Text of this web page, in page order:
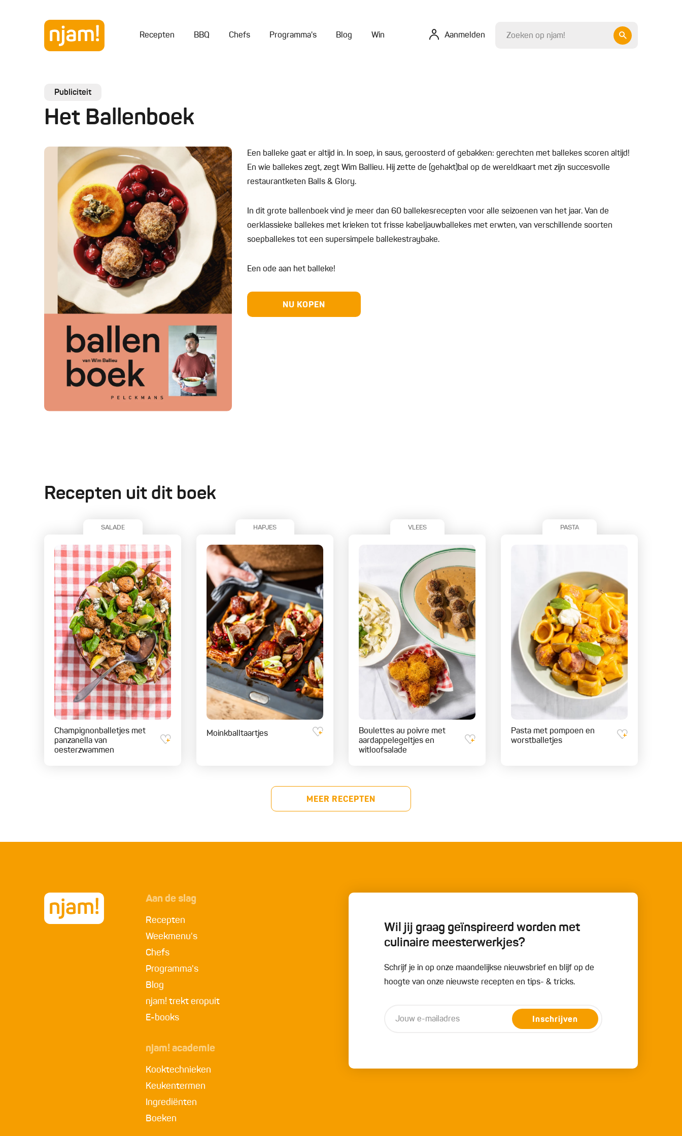
Recepten BBQ Chefs Programma's Blog Win Aanmelden
Publiciteit
Het Ballenboek
Een balleke gaat er altijd in. In soep, in saus, geroosterd of gebakken: gerechten met ballekes scoren altijd!
En wie ballekes zegt, zegt Wim Ballieu. Hij zette de (gehakt)bal op de wereldkaart met zijn succesvolle
restaurantketen Balls & Glory.
In dit grote ballenboek vind je meer dan 60 ballekesrecepten voor alle seizoenen van het jaar. Van de
oerklassieke ballekes met krieken tot frisse kabeljauwballekes met erwten, van verschillende soorten
soepballekes tot een supersimpele ballekestraybake.
Een ode aan het balleke!
NU KOPEN
Recepten uit dit boek
SALADE
Champignonballetjes met
panzanella van
oesterzwammen
HAPJES
Moinkballtaartjes
VLEES
Boulettes au poivre met
aardappelegeltjes en
witloofsalade
PASTA
Pasta met pompoen en
worstballetjes
MEER RECEPTEN
Aan de slag
Recepten
Weekmenu's
Chefs
Programma's
Blog
njam! trekt eropuit
E-books
njam! academie
Kooktechnieken
Keukentermen
Ingrediënten
Boeken
Wil jij graag geïnspireerd worden met
culinaire meesterwerkjes?
Schrijf je in op onze maandelijkse nieuwsbrief en blijf op de
hoogte van onze nieuwste recepten en tips- & tricks.
Inschrijven